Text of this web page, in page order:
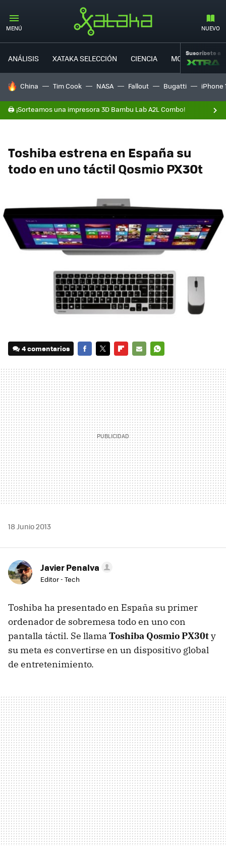
MENÚ NUEVO
ANÁLISIS XATAKA SELECCIÓN CIENCIA MOVILIDAD
Suscríbete a
HOY SE HABLA DE
China Tim Cook NASA Fallout Bugatti iPhone
🖨️ ¡Sorteamos una impresora 3D Bambu Lab A2L Combo!
Toshiba estrena en España su
todo en uno táctil Qosmio PX30t
4 comentarios
MAIL
18 Junio 2013
Javier Penalva
Editor - Tech
Toshiba ha presentado en España su primer
ordenador de sobremesa todo en uno con
pantalla táctil. Se llama Toshiba Qosmio PX30ty
su meta es convertirse en un dispositivo global
de entretenimiento.